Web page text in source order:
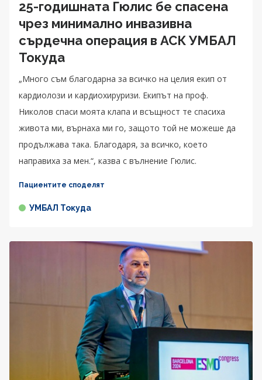
25-годишната Гюлис бе спасена
чрез минимално инвазивна
сърдечна операция в АСК УМБАЛ
Токуда
„Много съм благодарна за всичко на целия екип от
кардиолози и кардиохируризи. Екипът на проф.
Николов спаси моята клапа и всъщност те спасиха
живота ми, върнаха ми го, защото той не можеше да
продължава така. Благодаря, за всичко, което
направиха за мен.“, казва с вълнение Гюлис.
Пациентите споделят
УМБАЛ Токуда